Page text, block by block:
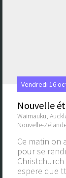
Vendredi 16
Nouvelle
Waimauku,
Nouvelle-
Ce matin on
pour se
espere que